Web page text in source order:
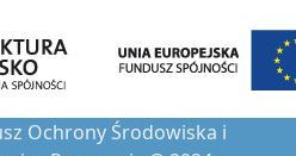
Ochrony Środowiska i